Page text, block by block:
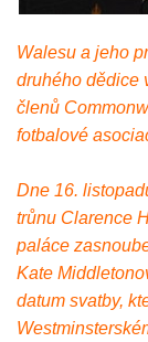
Walesu a jeho
druhého dědice
členů
fotbalové
Dne 16.
trůnu Clarence
paláce
Kate
datum svatby,